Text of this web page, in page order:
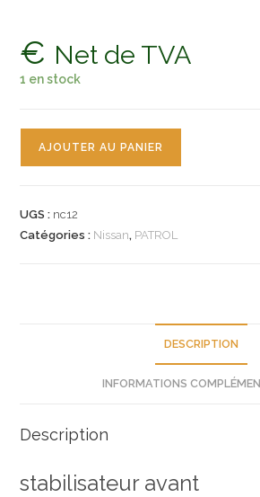
€ Net de TVA
1 en stock
AJOUTER AU PANIER
UGS : nc12
Catégories : Nissan, PATROL
DESCRIPTION
INFORMATIONS
Description
stabilisateur avant